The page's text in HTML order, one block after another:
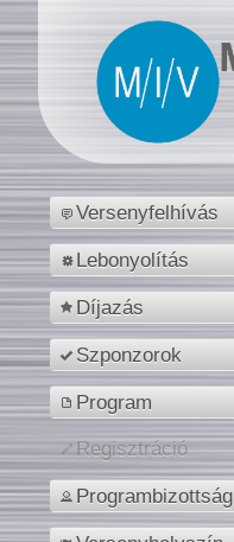
Versenyfelhívás
Lebonyolítás
Díjazás
Szponzorok
Program
Regisztráció
Programbizottság